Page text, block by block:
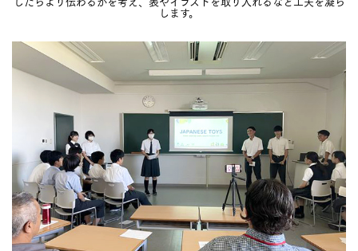
します。